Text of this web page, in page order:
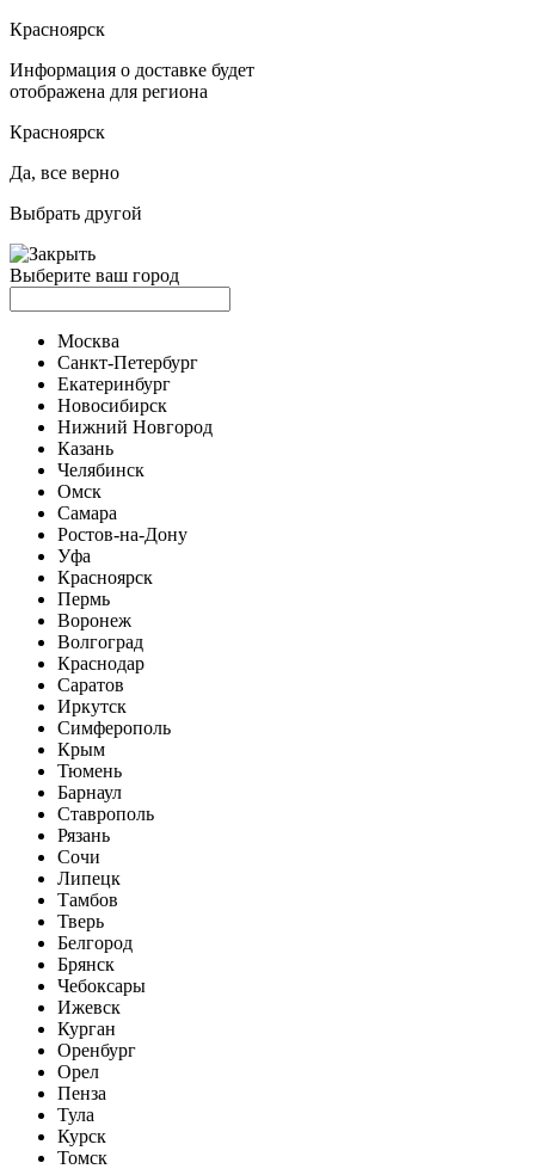
Красноярск
Информация о доставке будет
отображена для региона
Красноярск
Да, все верно
Выбрать другой
Выберите ваш город
Москва
Санкт-Петербург
Екатеринбург
Новосибирск
Нижний Новгород
Казань
Челябинск
Омск
Самара
Ростов-на-Дону
Уфа
Красноярск
Пермь
Воронеж
Волгоград
Краснодар
Саратов
Иркутск
Симферополь
Крым
Тюмень
Барнаул
Ставрополь
Рязань
Сочи
Липецк
Тамбов
Тверь
Белгород
Брянск
Чебоксары
Ижевск
Курган
Оренбург
Орел
Пенза
Тула
Курск
Томск